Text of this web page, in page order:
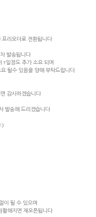
리오더로 전환됩니다
발송됩니다
7일정도 추가 소요 되며
될수 있음을 양해 부탁드립니다
감사하겠습니다
발송해 드리겠습니다
이 될 수 있으며
해지면 재오픈됩니다